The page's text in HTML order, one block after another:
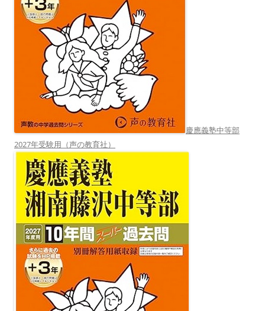
慶應義塾中等部
2027年受験用（声の教育社）